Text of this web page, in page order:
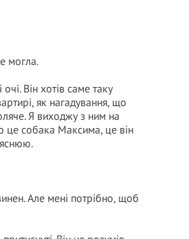
могла.
Він хотів саме таку
як нагадування, що
Я виходжу з ним на
це собака Максима, це він
Але мені потрібно, щоб